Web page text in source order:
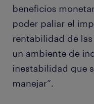
beneficios
poder paliar el
rentabilidad de
un ambiente de
inestabilidad que
manejar”.